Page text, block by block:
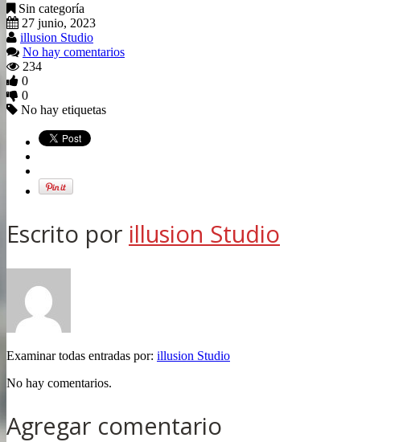
Sin categoría
27 junio, 2023
illusion Studio
No hay comentarios
234
0
0
No hay etiquetas
Escrito por illusion Studio
Examinar todas entradas por: illusion Studio
No hay comentarios.
Agregar comentario